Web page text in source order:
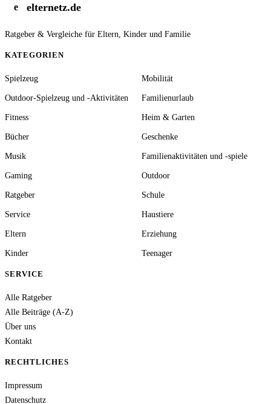
e elternetz.de
Ratgeber & Vergleiche für Eltern, Kinder und Familie
KATEGORIEN
Spielzeug Mobilität
Outdoor-Spielzeug und -Aktivitäten Familienurlaub
Fitness Heim & Garten
Bücher Geschenke
Musik Familienaktivitäten und -spiele
Gaming Outdoor
Ratgeber Schule
Service Haustiere
Eltern Erziehung
Kinder Teenager
SERVICE
Alle Ratgeber
Alle Beiträge (A-Z)
Über uns
Kontakt
RECHTLICHES
Impressum
Datenschutz